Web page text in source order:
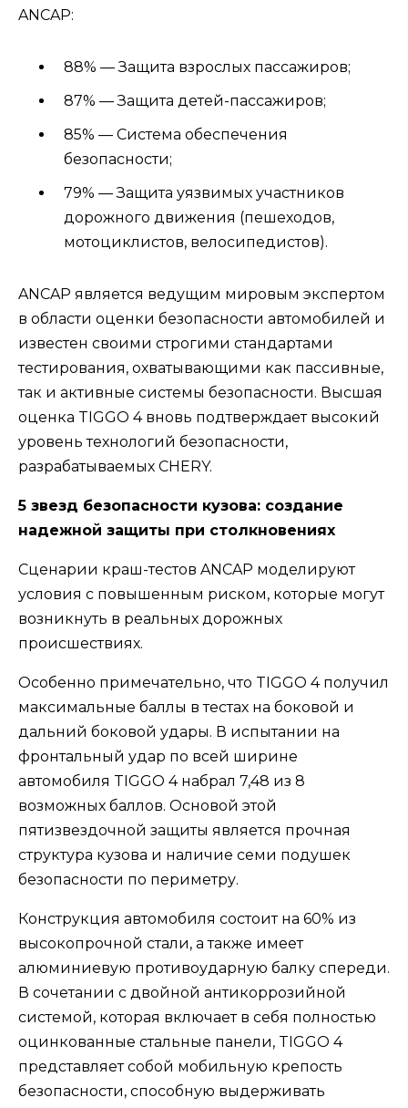
ANCAP:
88% — Защита взрослых пассажиров;
87% — Защита детей-пассажиров;
85% — Система обеспечения
безопасности;
79% — Защита уязвимых участников
дорожного движения (пешеходов,
мотоциклистов, велосипедистов).
ANCAP является ведущим мировым экспертом
в области оценки безопасности автомобилей и
известен своими строгими стандартами
тестирования, охватывающими как пассивные,
так и активные системы безопасности. Высшая
оценка TIGGO 4 вновь подтверждает высокий
уровень технологий безопасности,
разрабатываемых CHERY.
5 звезд безопасности кузова: создание
надежной защиты при столкновениях
Сценарии краш-тестов ANCAP моделируют
условия с повышенным риском, которые могут
возникнуть в реальных дорожных
происшествиях.
Особенно примечательно, что TIGGO 4 получил
максимальные баллы в тестах на боковой и
дальний боковой удары. В испытании на
фронтальный удар по всей ширине
автомобиля TIGGO 4 набрал 7,48 из 8
возможных баллов. Основой этой
пятизвездочной защиты является прочная
структура кузова и наличие семи подушек
безопасности по периметру.
Конструкция автомобиля состоит на 60% из
высокопрочной стали, а также имеет
алюминиевую противоударную балку спереди.
В сочетании с двойной антикоррозийной
системой, которая включает в себя полностью
оцинкованные стальные панели, TIGGO 4
представляет собой мобильную крепость
безопасности, способную выдерживать